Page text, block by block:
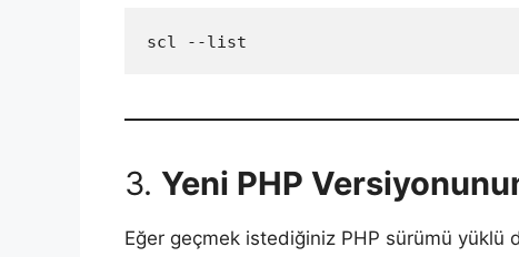
scl --list
3. Yeni PHP
Eğer geçmek istediğiniz PHP sürümü yüklü